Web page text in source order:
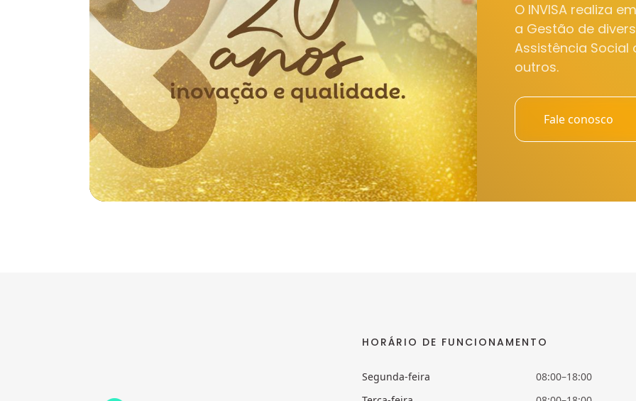
O INVISA realiza
a Gestão de
Assistência Social
outros.
Fale conosco
HORÁRIO DE FUNCIONAMENTO
Segunda-feira
08:00–18:00